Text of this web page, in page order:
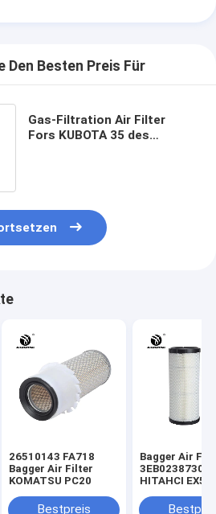
Den Besten Preis Für
Gas-Filtration Air Filter
Fors KUBOTA 35 des
26510143 FA718
Bagger Air Filter
KOMATSU PC20
Bestpreis
Bagger Air
3EB0238730
HITAHCI EX50